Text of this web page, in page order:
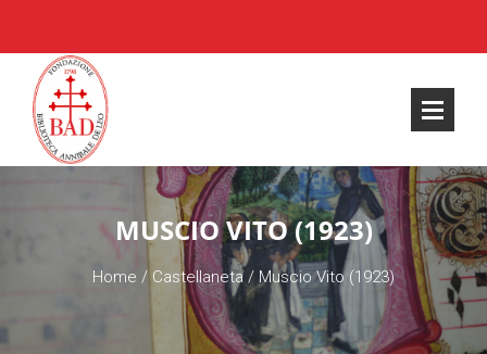
MUSCIO VITO (1923)
Home / Castellaneta/ Muscio Vito (1923)